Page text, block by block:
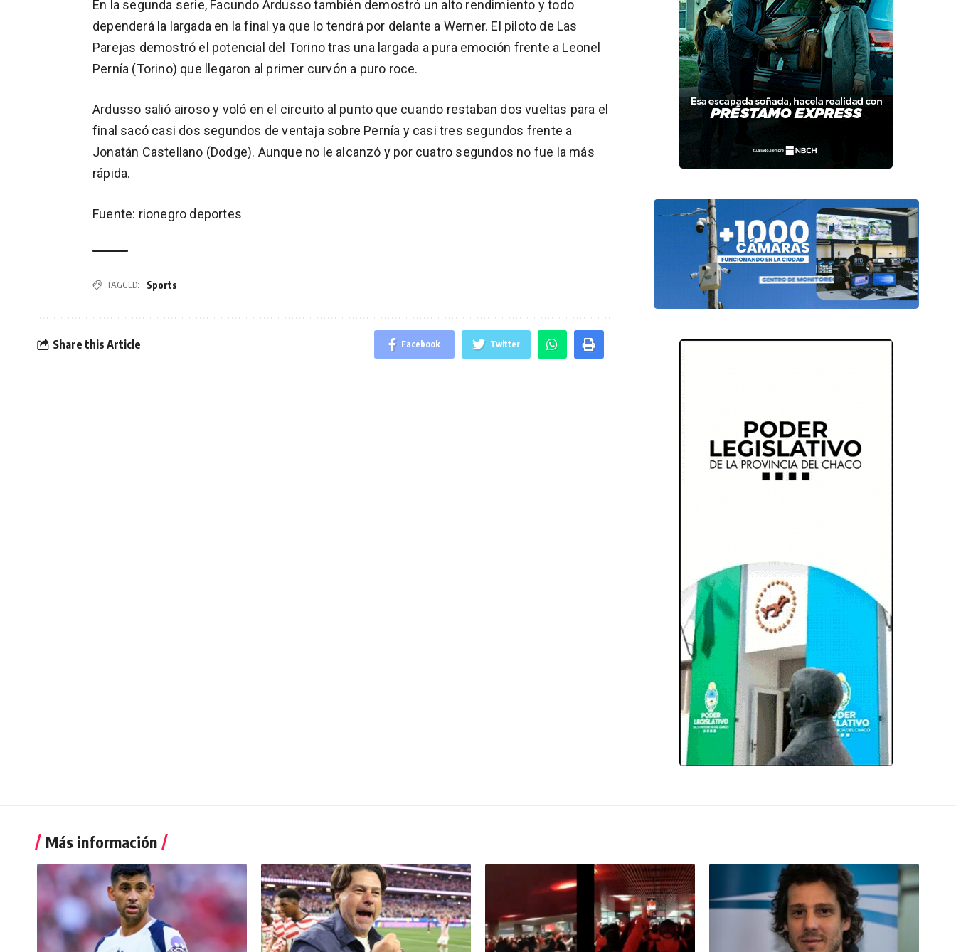
En la segunda serie, Facundo Ardusso también demostró un alto rendimiento y todo
dependerá la largada en la final ya que lo tendrá por delante a Werner. El piloto de Las
Parejas demostró el potencial del Torino tras una largada a pura emoción frente a Leonel
Pernía (Torino) que llegaron al primer curvón a puro roce.
Ardusso salió airoso y voló en el circuito al punto que cuando restaban dos vueltas para el
final sacó casi dos segundos de ventaja sobre Pernía y casi tres segundos frente a
Jonatán Castellano (Dodge). Aunque no le alcanzó y por cuatro segundos no fue la más
rápida.
Fuente: rionegro deportes
TAGGED: Sports
Share this Article Facebook Twitter
Más información